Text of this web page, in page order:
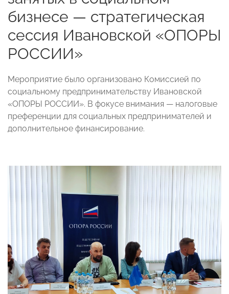
бизнесе — стратегическая
сессия Ивановской «ОПОРЫ
РОССИИ»
Мероприятие было организовано Комиссией по
социальному предпринимательству Ивановской
«ОПОРЫ РОССИИ». В фокусе внимания — налоговые
преференции для социальных предпринимателей и
дополнительное финансирование.